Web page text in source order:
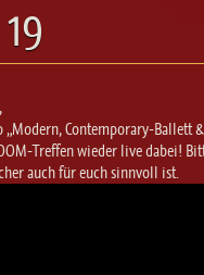
„Modern, Contemporary-Ballett
Treffen wieder live dabei!
auch für euch sinnvoll ist.